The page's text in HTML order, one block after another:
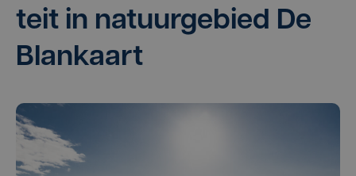
teit in natuur­ge­bied De
Blankaart